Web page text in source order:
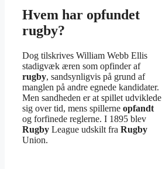
Hvem har opfundet
rugby?
Dog tilskrives William Webb Ellis
stadigvæk æren som opfinder af
rugby, sandsynligvis på grund af
manglen på andre egnede kandidater.
Men sandheden er at spillet udviklede
sig over tid, mens spillerne opfandt
og forfinede reglerne. I 1895 blev
Rugby League udskilt fra Rugby
Union.